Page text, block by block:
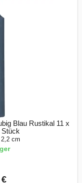
Blau Rustikal 11 x
cm